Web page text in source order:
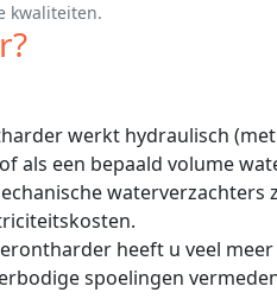
kwaliteiten.
werkt hydraulisch
als een bepaald volume
waterverzachters
heeft u veel meer
spoelingen